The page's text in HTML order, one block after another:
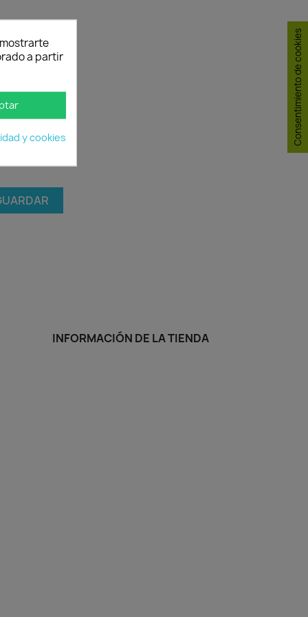
INFORMACIÓN DE LA TIENDA
a partir
y cookies Consentimiento de cookies